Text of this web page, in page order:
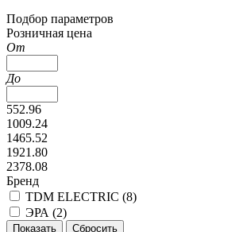
Подбор параметров
Розничная цена
От
До
552.96
1009.24
1465.52
1921.80
2378.08
Бренд
TDM ELECTRIC (8)
ЭРА (2)